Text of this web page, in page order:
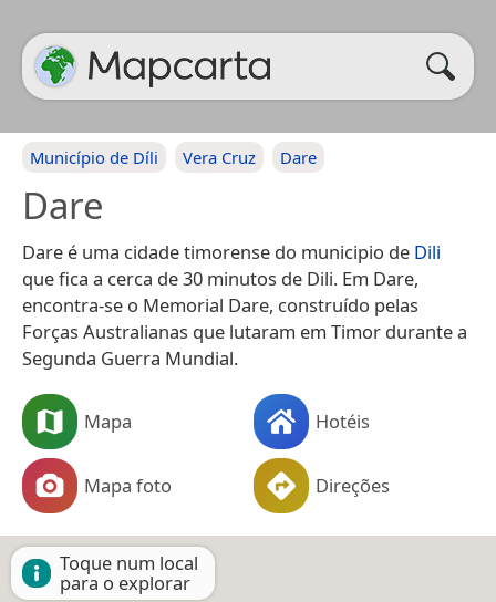
Município de Díli Vera Cruz Dare
Dare
Dare é uma cidade timorense do municipio de Dili
que fica a cerca de 30 minutos de Dili. Em Dare,
encontra-se o Memorial Dare, construído pelas
Forças Australianas que lutaram em Timor durante a
Segunda Guerra Mundial.
Mapa Hotéis
Mapa foto Direções
Toque num local
para o explorar